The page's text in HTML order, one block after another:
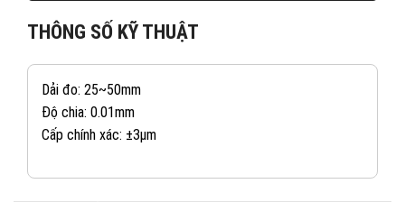
THÔNG SỐ KỸ THUẬT
Dải đo: 25~50mm
Độ chia: 0.01mm
Cấp chính xác: ±3µm